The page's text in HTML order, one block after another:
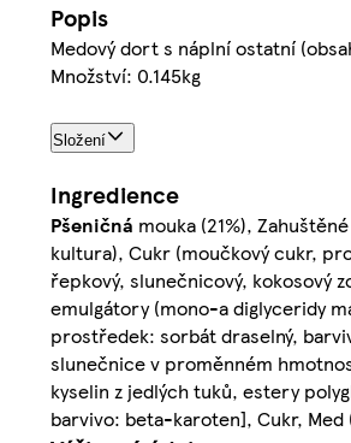
Popis
Medový dort s náplní ostatní
Množství: 0.145kg
Složení
Ingredience
Pšeničná mouka (21%),
kultura), Cukr (moučkový cukr,
řepkový, slunečnicový, kokosový
emulgátory (mono-a diglyceridy
prostředek: sorbát draselný,
slunečnice v proměnném
kyselin z jedlých tuků, estery
barvivo: beta-karoten], Cukr, Med